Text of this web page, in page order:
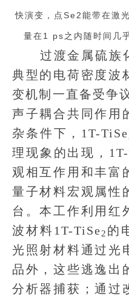
快演变，点Se2能带在激
量在1 ps之内随时间几
过渡金属硫族
典型的电荷密度波
变机制一直备受争
声子耦合共同作用
杂条件下，1T-TiSe
理现象的出现，
观相互作用和丰富
量子材料宏观属性
台。本工作利用红
波材料1T-TiSe2 的
光照射材料通过光
品外，这些逃逸出
分析器捕获；通过